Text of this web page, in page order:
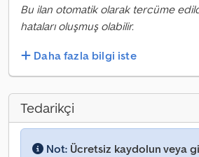
Bu ilan otomatik olarak tercüme
hataları oluşmuş olabilir.
Daha fazla bilgi iste
Tedarikçi
Not: Ücretsiz kaydolun veya